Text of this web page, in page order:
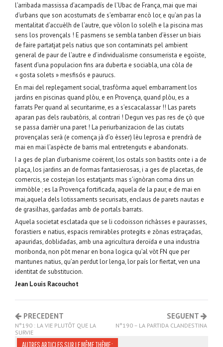
l’arribada massissa d’acampadís de l’Ubac de França, mai que mai
d’urbans que son acostumats de s’embarrar encò lor, e qu’an pas la
mentalitat d’accuèlh de l’autre, que vòlon lo solelh e la piscina mas
sens los provençals ! E pasmens se sembla tanben d’èsser un biais
de faire partatjat pels natius que son contaminats pel ambient
general de paur de l’autre e d’individualisme consumerista e egoïste,
fasent d’una populacion fins ara duberta e sociabla, una còla de
« gosta solets » mesfisós e paurucs.
En mai del replegament social, trasfòrma aquel embarrament los
jardins en piscinas quand plòu, e en Provença, quand plòu, es a
farrats Per quand al securitarime, es a s’escacalassar !! Las parets
aparan pas dels raubatòris, al contrari ! Degun ves pas res de çò que
se passa darrièr una paret ! La periurbanizacion de las ciutats
provençalas serà (e comença jà d’o èsser) lèu leprosa e prendrà de
mai en mai l’aspècte de barris mal entretenguts e abandonats.
I a ges de plan d’urbanisme coërent, los ostals son bastits onte i a de
plaça, los jardins an de formas fantasierosas, i a ges de placetas, de
comercis, se costejan los estatjants mas s’ignòran coma dins un
immòble ; es la Provença fortificada, aquela de la paur, e de mai en
mai,aquela dels lotissaments securisats, enclaus de parets nautas e
de grasilhas, gardadas amb de portals barrats.
Aquela societat esclatada que se li codoisson richàsses e paurasses,
forastiers e natius, espacis remirables protegits e zònas estraçadas,
apauridas, doblidadas, amb una agricultura deroïda e una industria
moribonda, non pòt menar en bona logica qu’al vòt FN que per
mantunes natius, qu’an perdut lor lenga, lor país lor fiertat, ven una
identitat de substitucion.
Jean Louis Racouchot
PRECEDENT
N°190 : LA VIE PLUTÔT QUE LA
SURVIE
SEGUENT
N°190 – LA PARTIDA CLANDESTINA
AUTRES ARTICLES SUR LE MÊME THÈME :